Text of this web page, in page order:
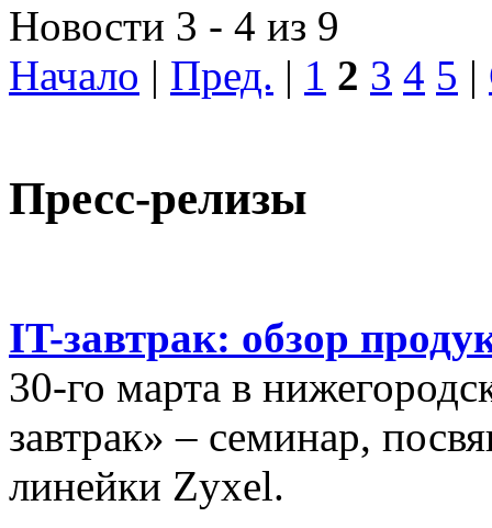
Новости 3 - 4 из 9
Начало | Пред. | 1 2 3 4 5 |
Пресс-релизы
IT-завтрак: обзор
30-го марта в
завтрак» – семинар,
линейки Zyxel.